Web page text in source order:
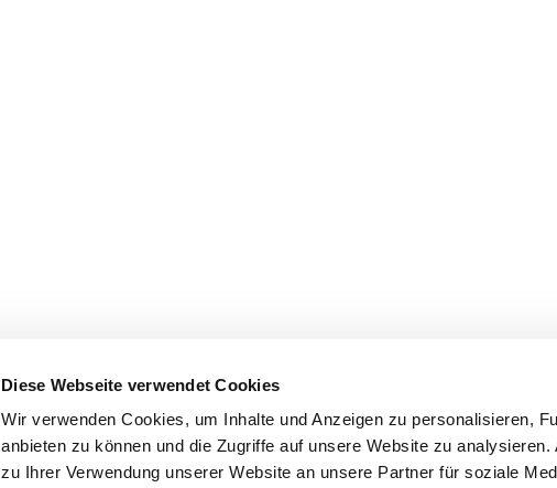
Diese Webseite verwendet Cookies
Wir verwenden Cookies, um Inhalte und Anzeigen zu personalisieren,
anbieten zu können und die Zugriffe auf unsere Website zu
zu Ihrer Verwendung unserer Website an unsere Partner für soziale